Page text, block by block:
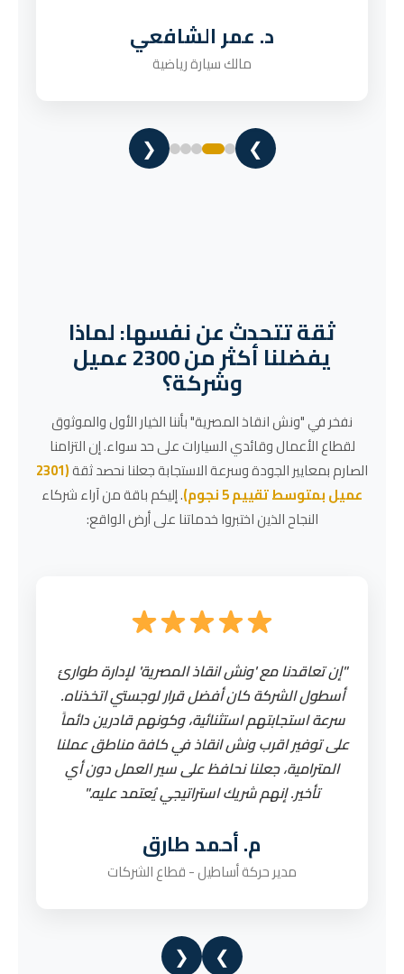
د. عمر الشافعي
مالك سيارة رياضية
❯
❮
ثقة تتحدث عن نفسها: لماذا
يفضلنا أكثر من 2300 عميل
وشركة؟
نفخر في "ونش انقاذ المصرية" بأننا الخيار الأول والموثوق
لقطاع الأعمال وقائدي السيارات على حد سواء. إن التزامنا
الصارم بمعايير الجودة وسرعة الاستجابة جعلنا نحصد ثقة (2301
عميل بمتوسط تقييم 5 نجوم)
. إليكم باقة من آراء شركاء
النجاح الذين اختبروا خدماتنا على أرض الواقع:
"إن تعاقدنا مع 'ونش انقاذ المصرية' لإدارة طوارئ
أسطول الشركة كان أفضل قرار لوجستي اتخذناه.
سرعة استجابتهم استثنائية، وكونهم قادرين دائماً
على توفير اقرب ونش انقاذ في كافة مناطق عملنا
المترامية، جعلنا نحافظ على سير العمل دون أي
تأخير. إنهم شريك استراتيجي يُعتمد عليه."
م. أحمد طارق
مدير حركة أساطيل - قطاع الشركات
❯
❮